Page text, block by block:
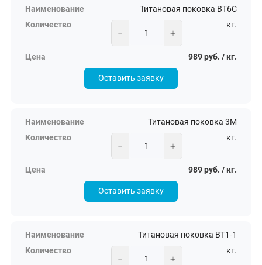
Титановая поковка ВТ6С
− +
кг.
989 руб. / кг.
Оставить заявку
Титановая поковка 3М
− +
кг.
989 руб. / кг.
Оставить заявку
Титановая поковка ВТ1-1
− +
кг.